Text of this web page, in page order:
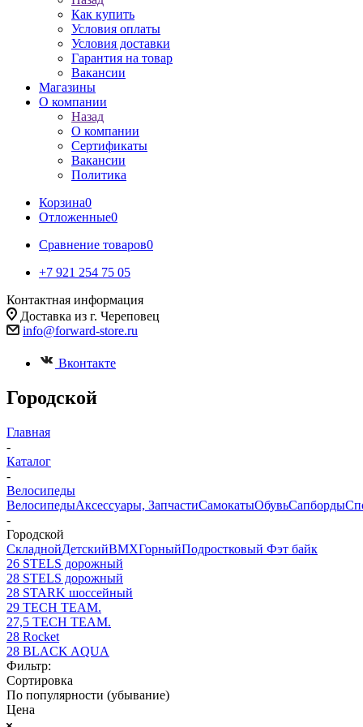
Как купить
Условия оплаты
Условия доставки
Гарантия на товар
Вакансии
Магазины
О компании
Назад
О компании
Сертификаты
Вакансии
Политика
Корзина0
Отложенные0
Сравнение товаров0
+7 921 254 75 05
Контактная информация
Доставка из г. Череповец
info@forward-store.ru
Вконтакте
Городской
Главная
-
Каталог
-
Велосипеды
ВелосипедыАксессуары, ЗапчастиСамокатыОбувьСапборды
-
Городской
СкладнойДетскийBMXГорныйПодростковый Фэт байк
26 STELS дорожный
28 STELS дорожный
28 STARK шоссейный
29 TECH TEAM.
27,5 TECH TEAM.
28 Rocket
28 BLACK AQUA
Фильтр:
Сортировка
По популярности (убывание)
Цена